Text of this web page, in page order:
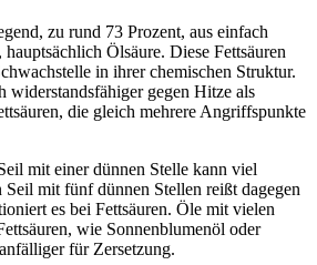
zu rund 73 Prozent, aus einfach
hauptsächlich Ölsäure. Diese Fettsäuren
in ihrer chemischen Struktur.
widerstandsfähiger gegen Hitze als
die gleich mehrere Angriffspunkte
mit einer dünnen Stelle kann viel
Seil mit fünf dünnen Stellen reißt dagegen
es bei Fettsäuren. Öle mit vielen
wie Sonnenblumenöl oder
für Zersetzung.